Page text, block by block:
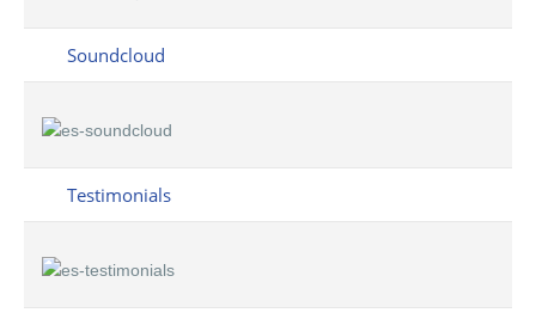
Soundcloud
Testimonials